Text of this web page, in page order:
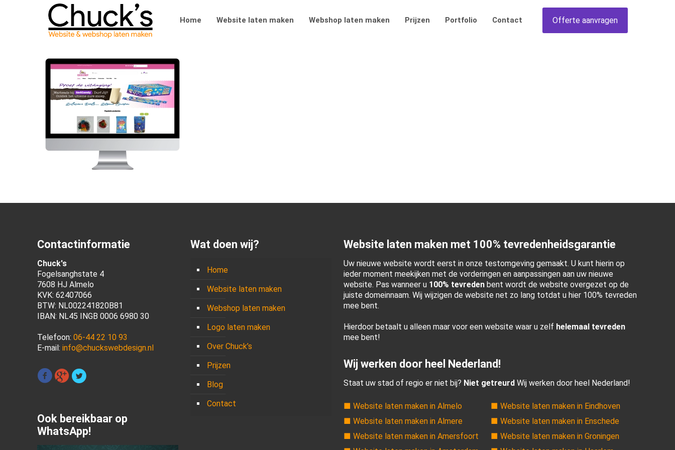
Home Website laten maken Webshop laten maken Prijzen Portfolio Contact Offerte aanvragen
Contactinformatie
Chuck's
Fogelsanghstate 4
7608 HJ Almelo
KVK: 62407066
BTW: NL002241820B81
IBAN: NL45 INGB 0006 6980 30
Telefoon: 06-44 22 10 93
E-mail: info@chuckswebdesign.nl
Ook bereikbaar op
WhatsApp!
Wat doen wij?
Home
Website laten maken
Webshop laten maken
Logo laten maken
Over Chuck’s
Prijzen
Blog
Contact
Website laten maken met 100% tevredenheidsgarantie
Uw nieuwe website wordt eerst in onze testomgeving gemaakt. U kunt hierin op
ieder moment meekijken met de vorderingen en aanpassingen aan uw nieuwe
website. Pas wanneer u 100% tevreden bent wordt de website overgezet op de
juiste domeinnaam. Wij wijzigen de website net zo lang totdat u hier 100% tevreden
mee bent.
Hierdoor betaalt u alleen maar voor een website waar u zelf helemaal tevreden
mee bent!
Wij werken door heel Nederland!
Staat uw stad of regio er niet bij? Niet getreurd Wij werken door heel Nederland!
■ Website laten maken in Almelo
■ Website laten maken in Almere
■ Website laten maken in Amersfoort
■ Website laten maken in Eindhoven
■ Website laten maken in Enschede
■ Website laten maken in Groningen